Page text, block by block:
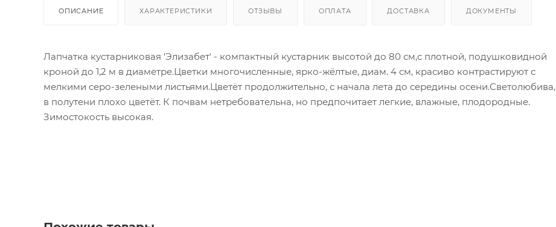
ОПИСАНИЕ ХАРАКТЕРИСТИКИ ОТЗЫВЫ ОПЛАТА ДОСТАВКА ДОКУМЕНТЫ
Лапчатка кустарниковая 'Элизабет' - компактный кустарник высотой до 80 см,с плотной, подушковидной
кроной до 1,2 м в диаметре.Цветки многочисленные, ярко-жёлтые, диам. 4 см, красиво контрастируют с
мелкими серо-зелеными листьями.Цветёт продолжительно, с начала лета до середины осени.Светолюбива,
в полутени плохо цветёт. К почвам нетребовательна, но предпочитает легкие, влажные, плодородные.
Зимостокость высокая.